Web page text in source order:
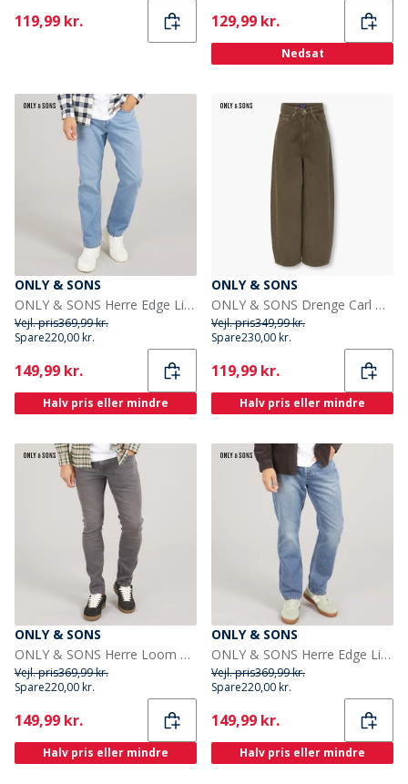
Current
119,99 kr. Current
129,99 kr.
Nedsat
ONLY & SONS
ONLY & SONS Herre Edge Lige Pasform Jeans Medium Blue Denim
Vejl. pris369,99 kr.
Spare220,00 kr.
Current
149,99 kr.
Halv pris eller mindre
ONLY & SONS
ONLY & SONS Drenge Carl Ballon Fit Jeans Teak
Vejl. pris349,99 kr.
Spare230,00 kr.
Current
119,99 kr.
Halv pris eller mindre
ONLY & SONS
ONLY & SONS Herre Loom Slim Fit Jeans Grey Denim
Vejl. pris369,99 kr.
Spare220,00 kr.
Current
149,99 kr.
Halv pris eller mindre
ONLY & SONS
ONLY & SONS Herre Edge Lige Pasform Jeans Dark Blue Denim
Vejl. pris369,99 kr.
Spare220,00 kr.
Current
149,99 kr.
Halv pris eller mindre